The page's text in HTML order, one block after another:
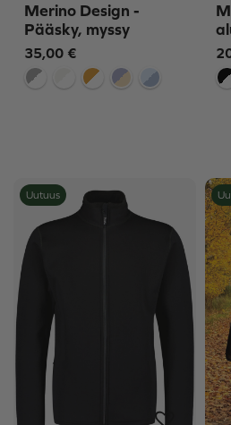
Merino Design -
Pääsky, myssy
35,00 €
Uutuus